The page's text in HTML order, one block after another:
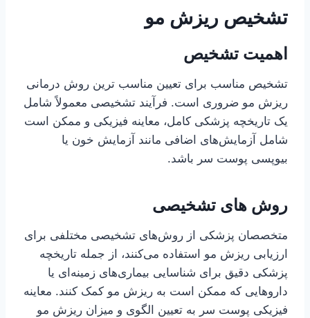
تشخیص ریزش مو
اهمیت تشخیص
تشخیص مناسب برای تعیین مناسب ترین روش درمانی
ریزش مو ضروری است. فرآیند تشخیصی معمولاً شامل
یک تاریخچه پزشکی کامل، معاینه فیزیکی و ممکن است
شامل آزمایش‌های اضافی مانند آزمایش خون یا
بیوپسی پوست سر باشد.
روش های تشخیصی
متخصصان پزشکی از روش‌های تشخیصی مختلفی برای
ارزیابی ریزش مو استفاده می‌کنند، از جمله تاریخچه
پزشکی دقیق برای شناسایی بیماری‌های زمینه‌ای یا
داروهایی که ممکن است به ریزش مو کمک کنند. معاینه
فیزیکی پوست سر به تعیین الگوی و میزان ریزش مو